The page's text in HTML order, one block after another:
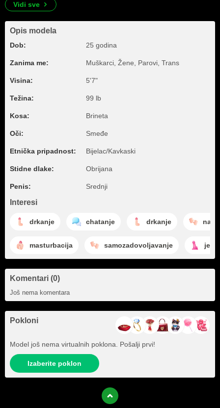
Vidi sve
Opis modela
Dob: 25 godina
Zanima me: Muškarci, Žene, Parovi, Trans
Visina: 5'7"
Težina: 99 lb
Kosa: Brineta
Oči: Smeđe
Etnička pripadnost: Bijelac/Kavkaski
Stidne dlake: Obrijana
Penis: Srednji
Interesi
drkanje chatanje drkanje
masturbacija samozadovoljavanje
Komentari (0)
Još nema komentara
Pokloni
Model još nema virtualnih poklona. Pošalji prvi!
Izaberite poklon